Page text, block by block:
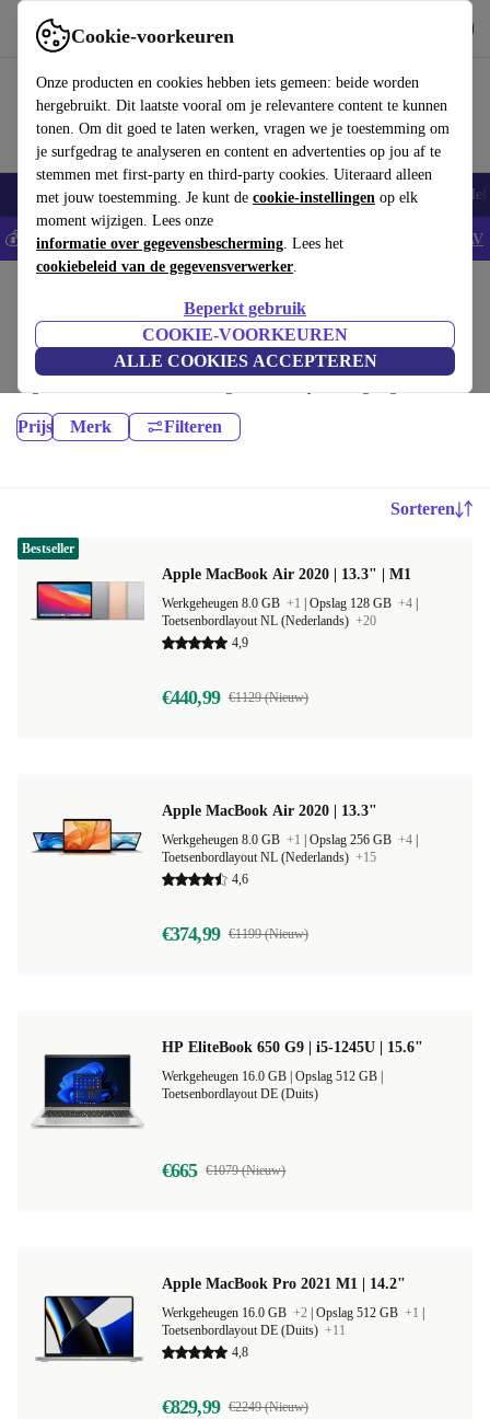
Cookie-voorkeuren
Onze producten en cookies hebben iets gemeen: beide worden
hergebruikt. Dit laatste vooral om je relevantere content te kunnen
tonen. Om dit goed te laten werken, vragen we je toestemming om
je surfgedrag te analyseren en content en advertenties op jou af te
stemmen met first-party en third-party cookies. Uiteraard alleen
met jouw toestemming. Je kunt de cookie-instellingen op elk
moment wijzigen. Lees onze
informatie over gegevensbescherming. Lees het
cookiebeleid van de gegevensverwerker.
Beperkt gebruik
COOKIE-VOORKEUREN
ALLE COOKIES ACCEPTEREN
Gebruik refurbed snel en eenvoudig
Smartphones Laptops Tablets Smartwatches Accessoires
💰Bespaar 5% EXTRA op alle iPhones - Code: IPHONEDEAL - AV
Laptops:
Gecertificeerd refurbished Laptops onder 6100€ – bespaar tot 40%. 30
dagen retourrecht & 12 maanden garantie. Shop vandaag nog duurzaam!
Prijs Merk Filteren
Sorteren
Apple MacBook Air 2020 | 13.3" | M1
Werkgeheugen 8.0 GB +1 Opslag 128 GB +4
Toetsenbordlayout NL (Nederlands) +20
4,9
€440,99 €1129 (Nieuw)
Bestseller
Apple MacBook Air 2020 | 13.3"
Werkgeheugen 8.0 GB +1 Opslag 256 GB +4
Toetsenbordlayout NL (Nederlands) +15
4,6
€374,99 €1199 (Nieuw)
HP EliteBook 650 G9 | i5-1245U | 15.6"
Toetsenbordlayout DE (Duits)
€665 €1079 (Nieuw)
Apple MacBook Pro 2021 M1 | 14.2"
Werkgeheugen 16.0 GB +2 Opslag 512 GB +1
Toetsenbordlayout DE (Duits) +11
4,8
€829,99 €2249 (Nieuw)